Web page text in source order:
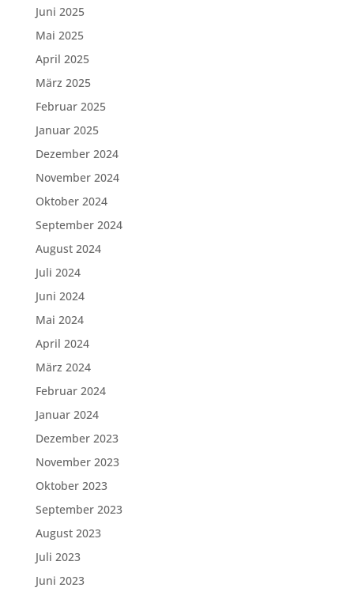
Juni 2025
Mai 2025
April 2025
März 2025
Februar 2025
Januar 2025
Dezember 2024
November 2024
Oktober 2024
September 2024
August 2024
Juli 2024
Juni 2024
Mai 2024
April 2024
März 2024
Februar 2024
Januar 2024
Dezember 2023
November 2023
Oktober 2023
September 2023
August 2023
Juli 2023
Juni 2023